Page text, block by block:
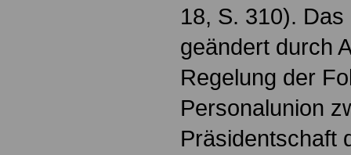
18, S. 310).
geändert durch
Regelung der
Personalunion
Präsidentschaft